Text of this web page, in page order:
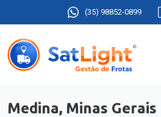
(35) 98852-0899
Medina, Minas Gerais